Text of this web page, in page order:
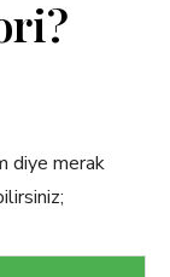
diye merak